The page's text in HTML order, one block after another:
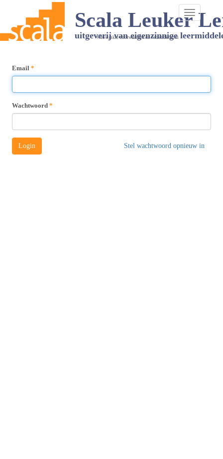
Toggle
navigation
Webwinkel voorwaarden en verzendkosten
Scala Leuker
uitgeverij van eigenzinnige
Email
Wachtwoord
Stel wachtwoord opnieuw in
Login